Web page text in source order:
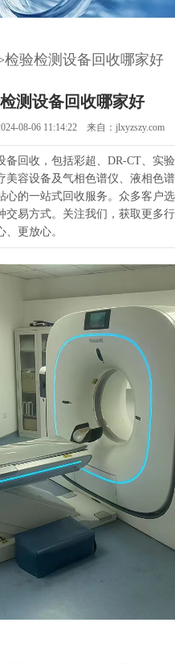
检验检测设备回收哪家好
测设备回收哪家好
08-06 11:14:22 来自：jlxyzszy.com
备回收，包括彩超、DR-CT、实
美容设备及气相色谱仪、液相色
心的一站式回收服务。众多客户
交易方式。关注我们，获取更多
更放心。